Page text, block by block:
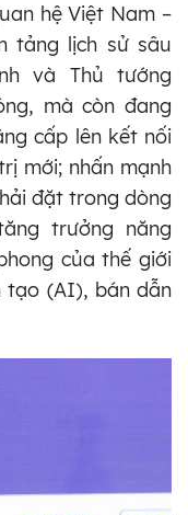
hệ Việt Nam –
tảng lịch sử sâu
và Thủ tướng
mà còn đang
cấp lên kết nối
mới; nhấn mạnh
đặt trong dòng
trưởng năng
của thế giới
tạo (AI), bán dẫn